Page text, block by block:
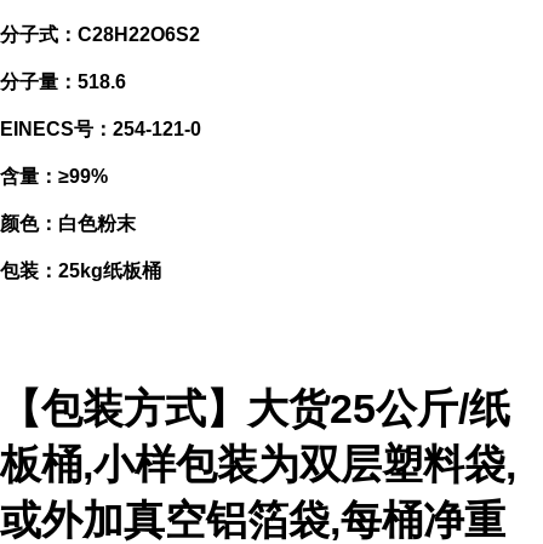
分子式：C28H22O6S2
分子量：518.6
EINECS号：254-121-0
含量：≥99%
颜色：白色粉末
包装：25kg纸板桶
【包装方式】大货25公斤/纸
板桶,小样包装为双层塑料袋,
或外加真空铝箔袋,每桶净重